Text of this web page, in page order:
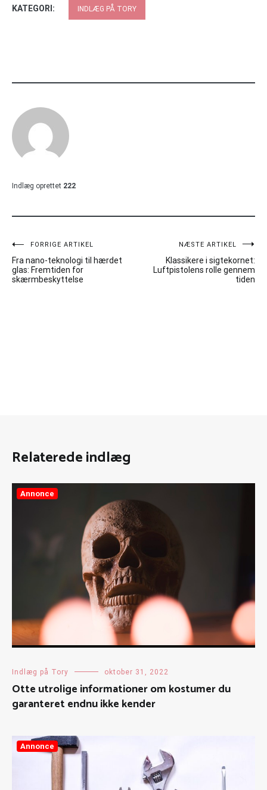
KATEGORI: INDLÆG PÅ TORY
Indlæg oprettet 222
Indlægsnavigation
FORRIGE ARTIKEL
Fra nano-teknologi til hærdet
glas: Fremtiden for
skærmbeskyttelse
NÆSTE ARTIKEL
Klassikere i sigtekornet:
Luftpistolens rolle gennem
tiden
Relaterede indlæg
Annonce
Indlæg på Tory oktober 31, 2022
Otte utrolige informationer om kostumer du
garanteret endnu ikke kender
Annonce